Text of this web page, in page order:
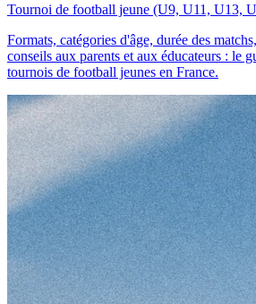
Tournoi de football jeune (U9, U11, U13,
Formats, catégories d'âge, durée des
conseils aux parents et aux éducateurs : le
tournois de football jeunes en France.